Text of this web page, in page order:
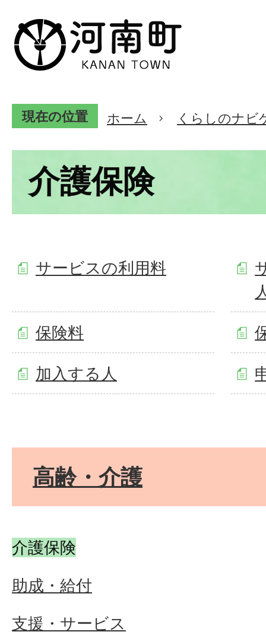
現在の位置 ホーム くらしのナビ
介護保険
サービスの利用料
保険料
加入する人
高齢・介護
介護保険
助成・給付
支援・サービス